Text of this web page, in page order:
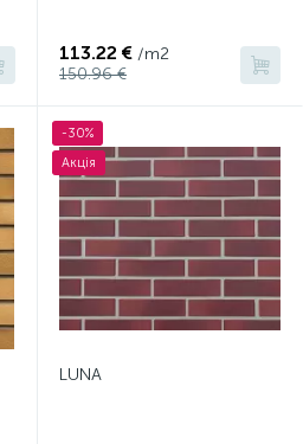
113.22 € /m2
150.96 €
-30%
Акція
LUNA